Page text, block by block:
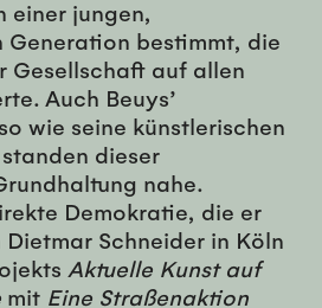
einer jungen,
Generation bestimmt, die
Gesellschaft auf allen
Auch Beuys’
wie seine künstlerischen
dieser
nahe.
Demokratie, die er
Dietmar Schneider in Köln
Aktuelle Kunst auf
mit Eine Straßenaktion